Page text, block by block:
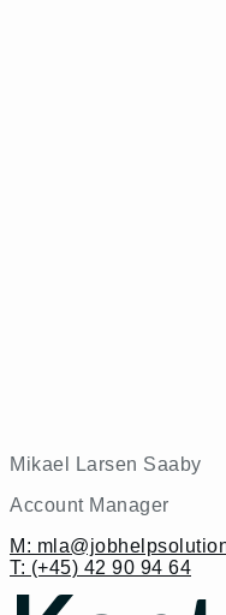
Mikael Larsen Saaby
Account Manager
M:
T: (+45) 42 90 94 64